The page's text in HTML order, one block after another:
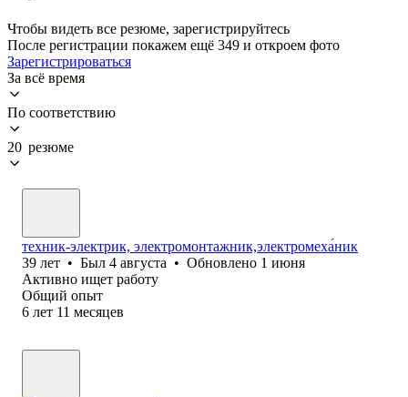
Чтобы видеть все резюме, зарегистрируйтесь
После регистрации покажем ещё 349 и откроем фото
Зарегистрироваться
За всё время
По соответствию
20 резюме
техник-электрик, электромонтажник,электромеха́ник
39 лет • Был 4 августа • Обновлено 1 июня
Активно ищет работу
Общий опыт
6 лет 11 месяцев